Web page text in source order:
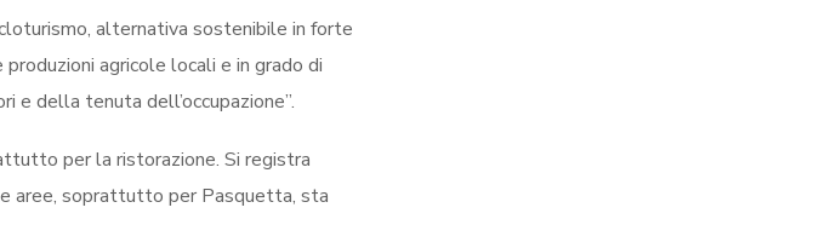
alternativa sostenibile in forte
agricole locali e in grado di
della tenuta dell’occupazione”.
per la ristorazione. Si registra
aree, soprattutto per Pasquetta, sta